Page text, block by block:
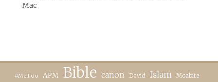
Mac
#MeToo APM Bible canon David Islam Moabite